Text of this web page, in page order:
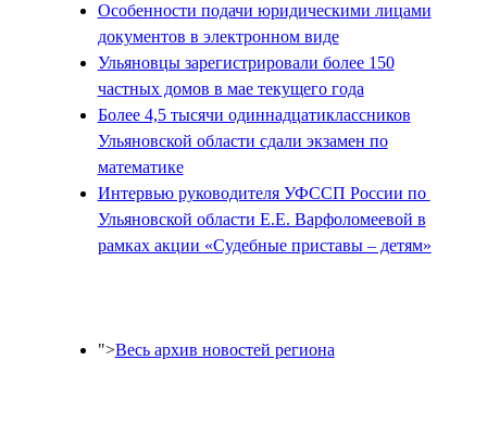
Особенности подачи юридическими лицами
документов в электронном виде
Ульяновцы зарегистрировали более 150
частных домов в мае текущего года
Более 4,5 тысячи одиннадцатиклассников
Ульяновской области сдали экзамен по
математике
Интервью руководителя УФССП России по
Ульяновской области Е.Е. Варфоломеевой в
рамках акции «Судебные приставы – детям»
">Весь архив новостей региона